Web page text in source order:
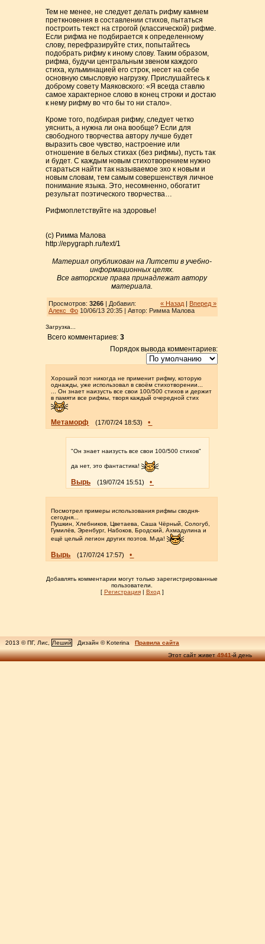
Тем не менее, не следует делать рифму камнем
преткновения в составлении стихов, пытаться
построить текст на строгой (классической) рифме.
Если рифма не подбирается к определенному
слову, перефразируйте стих, попытайтесь
подобрать рифму к иному слову. Таким образом,
рифма, будучи центральным звеном каждого
стиха, кульминацией его строк, несет на себе
основную смысловую нагрузку. Прислушайтесь к
доброму совету Маяковского: «Я всегда ставлю
самое характерное слово в конец строки и достаю
к нему рифму во что бы то ни стало».
Кроме того, подбирая рифму, следует четко
уяснить, а нужна ли она вообще? Если для
свободного творчества автору лучше будет
выразить свое чувство, настроение или
отношение в белых стихах (без рифмы), пусть так
и будет. С каждым новым стихотворением нужно
стараться найти так называемое эхо к новым и
новым словам, тем самым совершенствуя личное
понимание языка. Это, несомненно, обогатит
результат поэтического творчества…
Рифмоплетствуйте на здоровье!
(с) Римма Малова
http://epygraph.ru/text/1
Материал опубликован на Литсети в учебно-
информационных целях.
Все авторские права принадлежат автору
материала.
« Назад | Вперед »
Просмотров: 3266| Добавил:
Алекс_Фо10/06/13 20:35 | Автор: Римма Малова
Загрузка...
Всего комментариев:3
Порядок вывода комментариев:
Хороший поэт никогда не применит рифму, которую
однажды, уже использовал в своём стихотворении...
... Он знает наизусть все свои 100/500 стихов и держит
в памяти все рифмы, творя каждый очередной стих
Метаморф (17/07/24 18:53) •
"Он знает наизусть все свои 100/500 стихов"
да нет, это фантастика!
Вырь (19/07/24 15:51) •
Посмотрел примеры использования рифмы сводня-
сегодня...
Пушкин, Хлебников, Цветаева, Саша Чёрный, Сологуб,
Гумилёв, Эренбург, Набоков, Бродский, Ахмадулина и
ещё целый легион других поэтов. М-да!
Вырь (17/07/24 17:57) •
Добавлять комментарии могут только зарегистрированные
пользователи.
[ Регистрация| Вход ]
2013 © ПГ, Лис, Леший Дизайн © Koterina
Правила сайта
Этот сайт живет4941-й день